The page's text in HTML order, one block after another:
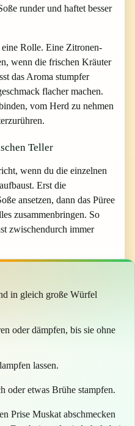
runder und haftet besser
Rolle. Eine Zitronen-
wenn die frischen Kräuter
das Aroma stumpfer
flacher machen.
vom Herd zu nehmen
Teller
wenn du die einzelnen
Erst die
ansetzen, dann das Püree
zusammenbringen. So
zwischendurch immer
in gleich große Würfel
oder dämpfen, bis sie ohne
lassen.
oder etwas Brühe stampfen.
Prise Muskat abschmecken